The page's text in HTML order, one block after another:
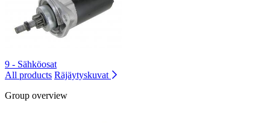
9 - Sähköosat
All products Räjäytyskuvat
Group overview